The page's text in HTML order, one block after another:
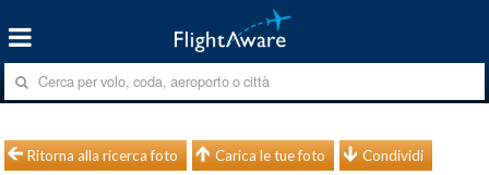
Ritorna alla ricerca foto Carica le tue foto Condividi